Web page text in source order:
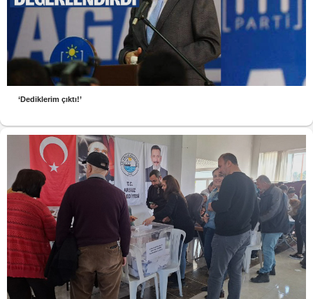
‘Dediklerim çıktı!’